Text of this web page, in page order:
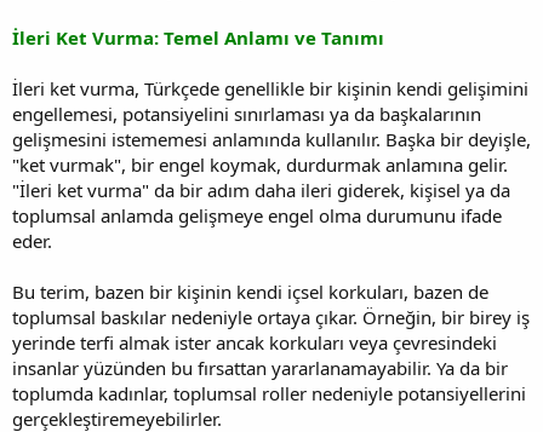
İleri Ket Vurma: Temel Anlamı ve Tanımı
İleri ket vurma, Türkçede genellikle bir kişinin kendi gelişimini
engellemesi, potansiyelini sınırlaması ya da başkalarının
gelişmesini istememesi anlamında kullanılır. Başka bir deyişle,
"ket vurmak", bir engel koymak, durdurmak anlamına gelir.
"İleri ket vurma" da bir adım daha ileri giderek, kişisel ya da
toplumsal anlamda gelişmeye engel olma durumunu ifade
eder.
Bu terim, bazen bir kişinin kendi içsel korkuları, bazen de
toplumsal baskılar nedeniyle ortaya çıkar. Örneğin, bir birey iş
yerinde terfi almak ister ancak korkuları veya çevresindeki
insanlar yüzünden bu fırsattan yararlanamayabilir. Ya da bir
toplumda kadınlar, toplumsal roller nedeniyle potansiyellerini
gerçekleştiremeyebilirler.